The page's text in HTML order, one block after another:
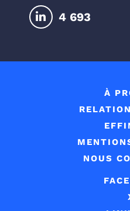
4 768
À
NOUS